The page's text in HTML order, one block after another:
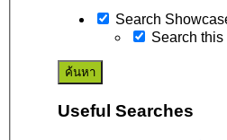
Search
Search
Useful Searches